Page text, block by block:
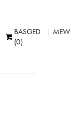
BASGED
(0)